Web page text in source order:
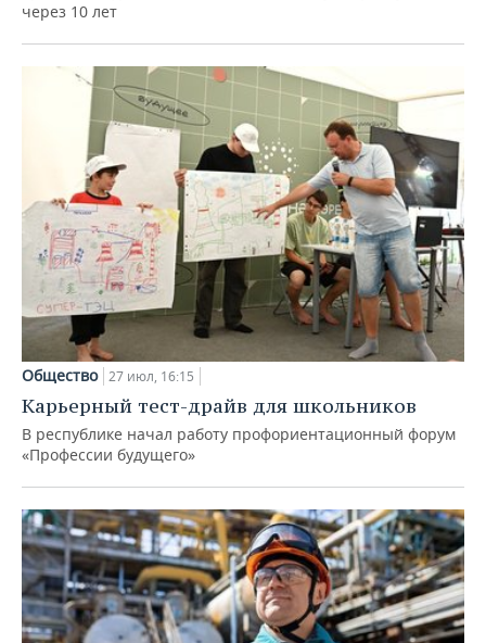
через 10 лет
Общество 27 июл, 16:15
Карьерный тест-драйв для школьников
В республике начал работу профориентационный форум
«Профессии будущего»